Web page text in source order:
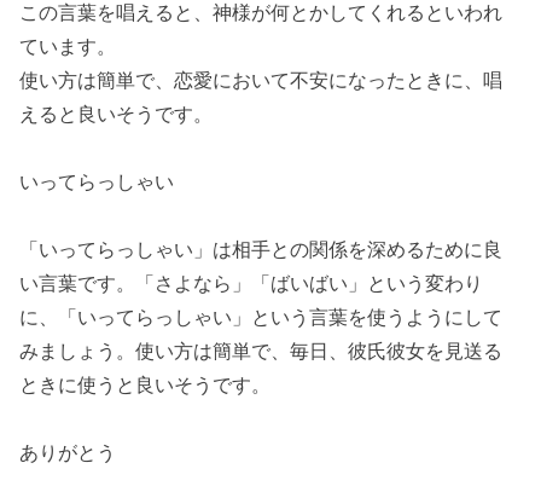
この言葉を唱えると、神様が何とかしてくれるといわれ
ています。
使い方は簡単で、恋愛において不安になったときに、唱
えると良いそうです。
いってらっしゃい
「いってらっしゃい」は相手との関係を深めるために良
い言葉です。「さよなら」「ばいばい」という変わり
に、「いってらっしゃい」という言葉を使うようにして
みましょう。使い方は簡単で、毎日、彼氏彼女を見送る
ときに使うと良いそうです。
ありがとう